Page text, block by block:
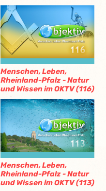
Menschen, Leben,
Rheinland-Pfalz - Natur
und Wissen im OKTV (116)
Menschen, Leben,
Rheinland-Pfalz - Natur
und Wissen im OKTV (113)